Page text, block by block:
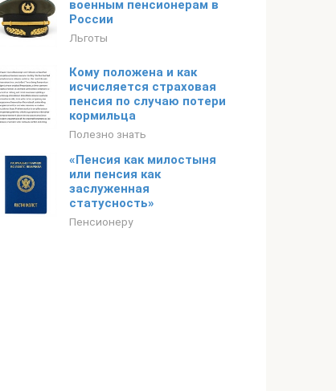
военным пенсионерам в
России
Льготы
Кому положена и как
исчисляется страховая
пенсия по случаю потери
кормильца
Полезно знать
«Пенсия как милостыня
или пенсия как
заслуженная
статусность»
Пенсионеру